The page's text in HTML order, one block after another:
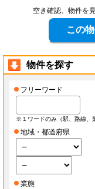
空き確認、物件を
物件を探す
フリーワード
※１ワードのみ（駅、路線、
地域・都道府県
業態